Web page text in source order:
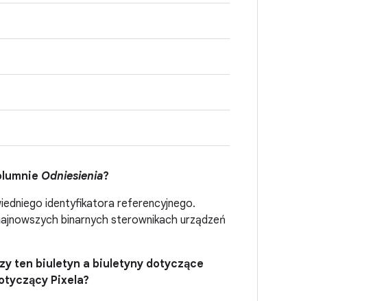
Odniesienia?
identyfikatora referencyjnego.
binarnych sterownikach urządzeń
ten biuletyn a biuletyny dotyczące
Pixela?